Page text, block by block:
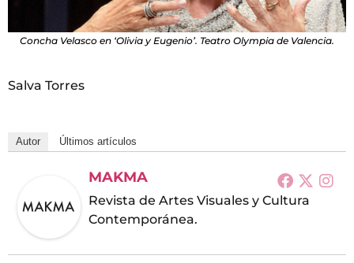
Concha Velasco en ‘Olivia y Eugenio’. Teatro Olympia de Valencia.
Salva Torres
Autor Últimos artículos
MAKMA
Revista de Artes Visuales y Cultura
Contemporánea.